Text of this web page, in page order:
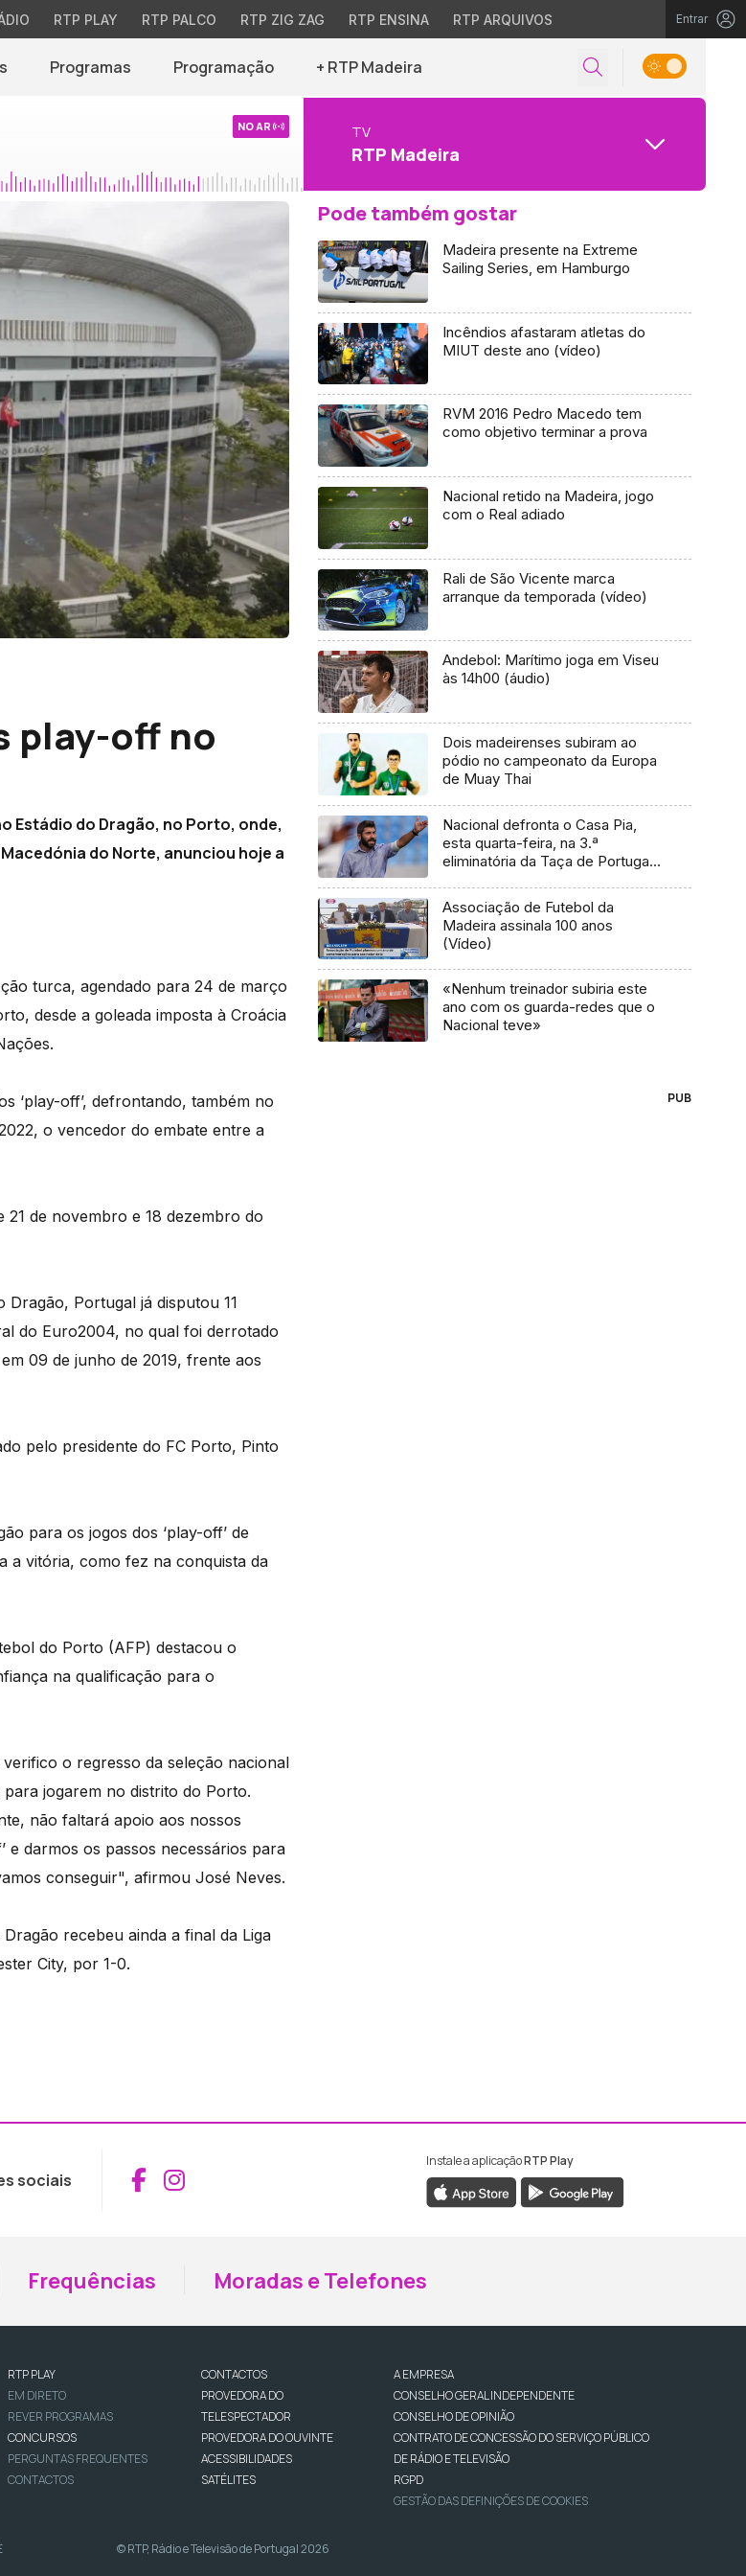
RTP PLAY RTP PALCO RTP ZIG ZAG RTP ENSINA RTP ARQUIVOS Entrar
Programas Programação + RTP Madeira
NO AR TV
RTP Madeira
play-off no
Estádio do Dragão, no Porto, onde,
do Norte, anunciou hoje a
turca, agendado para 24 de março
desde a goleada imposta à Croácia
‘play-off’, defrontando, também no
o vencedor do embate entre a
de novembro e 18 dezembro do
Dragão, Portugal já disputou 11
do Euro2004, no qual foi derrotado
09 de junho de 2019, frente aos
pelo presidente do FC Porto, Pinto
para os jogos dos ‘play-off’ de
a vitória, como fez na conquista da
do Porto (AFP) destacou o
na qualificação para o
o regresso da seleção nacional
jogarem no distrito do Porto.
não faltará apoio aos nossos
e darmos os passos necessários para
conseguir", afirmou José Neves.
recebeu ainda a final da Liga
City, por 1-0.
Pode também gostar
Madeira presente na Extreme
Sailing Series, em Hamburgo
Incêndios afastaram atletas do
MIUT deste ano (vídeo)
RVM 2016 Pedro Macedo tem
como objetivo terminar a prova
Nacional retido na Madeira, jogo
com o Real adiado
Rali de São Vicente marca
arranque da temporada (vídeo)
Andebol: Marítimo joga em Viseu
às 14h00 (áudio)
Dois madeirenses subiram ao
pódio no campeonato da Europa
de Muay Thai
Nacional defronta o Casa Pia,
esta quarta-feira, na 3.ª
eliminatória da Taça de Portugal
Associação de Futebol da
Madeira assinala 100 anos
(Vídeo)
«Nenhum treinador subiria este
ano com os guarda-redes que o
Nacional teve»
PUB
sociais Aceder ao Facebook da RTP Madeira
Aceder ao Instagram da RTP Madeira
Instale a aplicaçãoRTP Play
Frequências Moradas e Telefones
RTP PLAY
EM DIRETO
REVER PROGRAMAS
CONCURSOS
PERGUNTAS FREQUENTES
CONTACTOS
CONTACTOS
PROVEDORA DO
TELESPECTADOR
PROVEDORA DO OUVINTE
ACESSIBILIDADES
SATÉLITES
A EMPRESA
CONSELHO GERAL INDEPENDENTE
CONSELHO DE OPINIÃO
CONTRATO DE CONCESSÃO DO SERVIÇO PÚBLICO
DE RÁDIO E TELEVISÃO
RGPD
GESTÃO DAS DEFINIÇÕES DE COOKIES
© RTP, Rádio e Televisão de Portugal 2026